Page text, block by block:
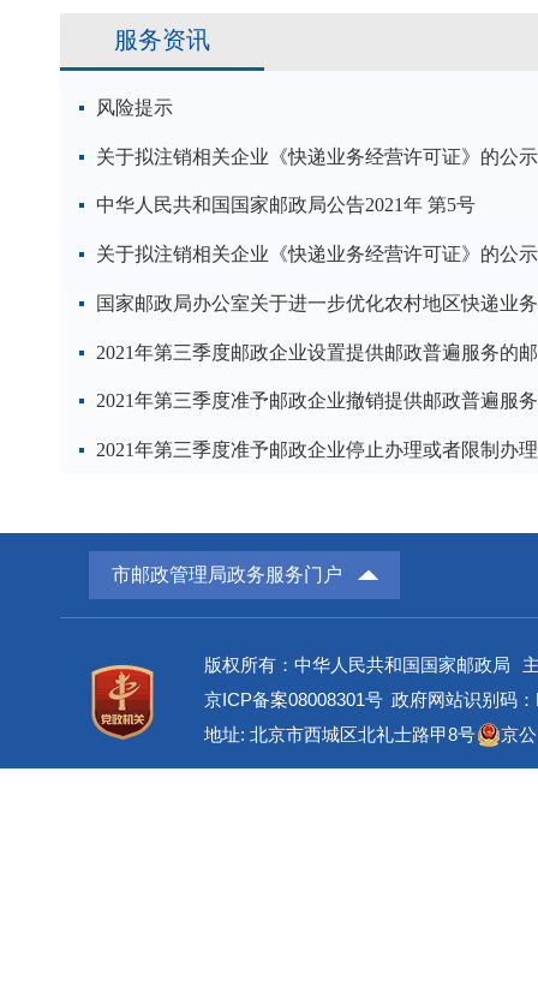
服务资讯
风险提示
关于拟注销相关企业《快递业务经营许可证》的公示
中华人民共和国国家邮政局公告2021年 第5号
关于拟注销相关企业《快递业务经营许可证》的公示
市邮政管理局政务服务门户
版权所有：中华人民共和国国家邮政局
京ICP备案08008301号 政府网站识别码
地址: 北京市西城区北礼士路甲8号
京